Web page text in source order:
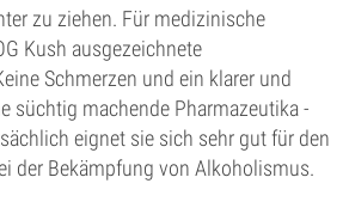
zu ziehen. Für medizinische
Kush ausgezeichnete
Schmerzen und ein klarer und
süchtig machende Pharmazeutika -
eignet sie sich sehr gut für den
der Bekämpfung von Alkoholismus.